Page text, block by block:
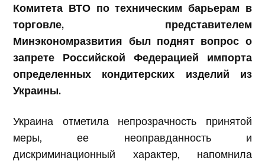
Комитета ВТО по техническим барьерам в
торговле, представителем
Минэкономразвития был поднят вопрос о
запрете Российской Федерацией импорта
определенных кондитерских изделий из
Украины.
Украина отметила непрозрачность принятой
меры, ее неоправданность и
дискриминационный характер, напомнила